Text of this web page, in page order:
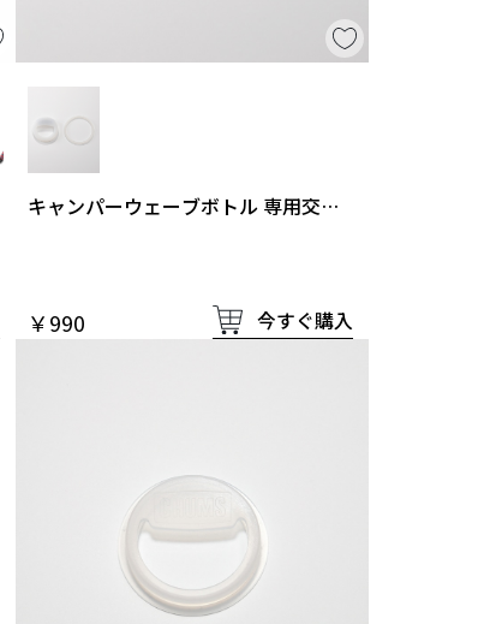
キャンパーウェーブボトル 専用交換
￥990 今すぐ購入